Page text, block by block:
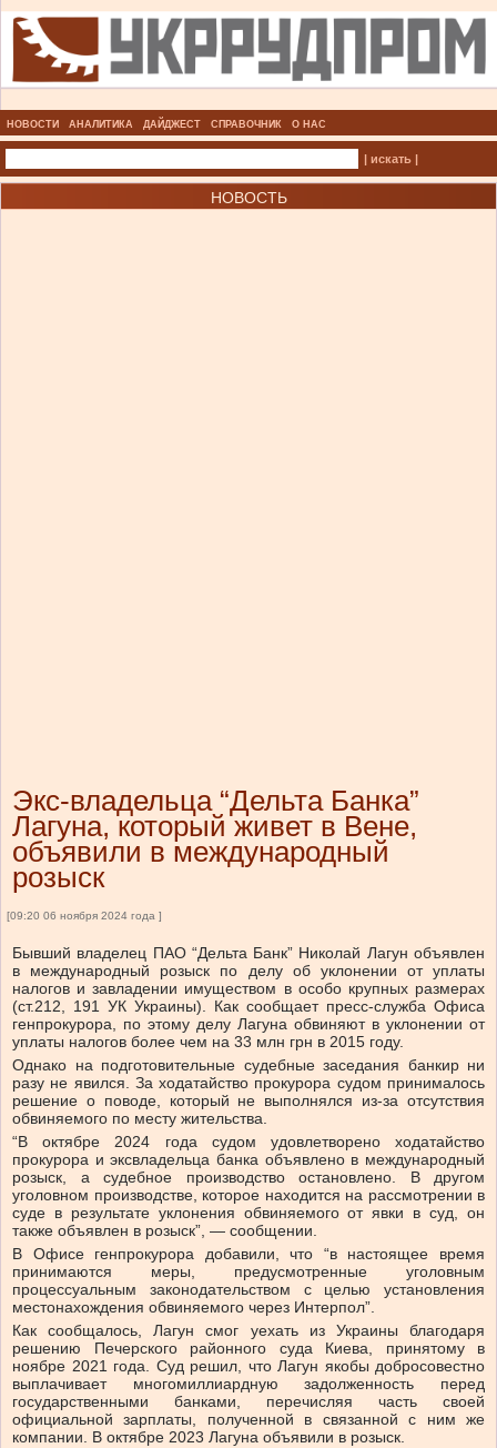
НОВОСТИ АНАЛИТИКА ДАЙДЖЕСТ СПРАВОЧНИК О НАС
| искать |
НОВОСТЬ
Экс-владельца “Дельта Банка”
Лагуна, который живет в Вене,
объявили в международный
розыск
[09:20 06 ноября 2024 года ]
Бывший владелец ПАО “Дельта Банк” Николай Лагун объявлен
в международный розыск по делу об уклонении от уплаты
налогов и завладении имуществом в особо крупных размерах
(ст.212, 191 УК Украины). Как сообщает пресс-служба Офиса
генпрокурора, по этому делу Лагуна обвиняют в уклонении от
уплаты налогов более чем на 33 млн грн в 2015 году.
Однако на подготовительные судебные заседания банкир ни
разу не явился. За ходатайство прокурора судом принималось
решение о поводе, который не выполнялся из-за отсутствия
обвиняемого по месту жительства.
“В октябре 2024 года судом удовлетворено ходатайство
прокурора и эксвладельца банка объявлено в международный
розыск, а судебное производство остановлено. В другом
уголовном производстве, которое находится на рассмотрении в
суде в результате уклонения обвиняемого от явки в суд, он
также объявлен в розыск”, — сообщении.
В Офисе генпрокурора добавили, что “в настоящее время
принимаются меры, предусмотренные уголовным
процессуальным законодательством с целью установления
местонахождения обвиняемого через Интерпол”.
Как сообщалось, Лагун смог уехать из Украины благодаря
решению Печерского районного суда Киева, принятому в
ноябре 2021 года. Суд решил, что Лагун якобы добросовестно
выплачивает многомиллиардную задолженность перед
государственными банками, перечисляя часть своей
официальной зарплаты, полученной в связанной с ним же
компании. В октябре 2023 Лагуна объявили в розыск.